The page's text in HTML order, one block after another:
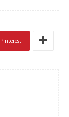
Pinterest